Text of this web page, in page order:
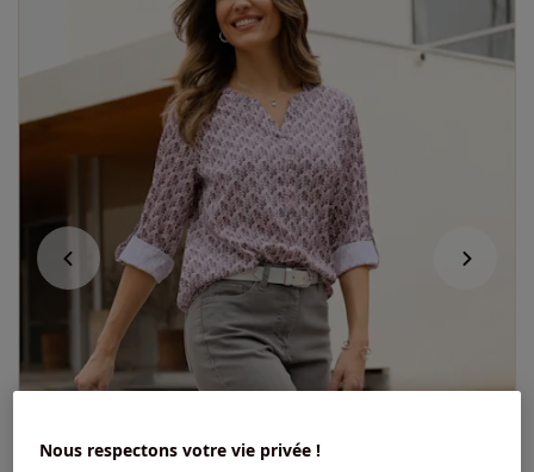
Nous respectons votre vie privée !